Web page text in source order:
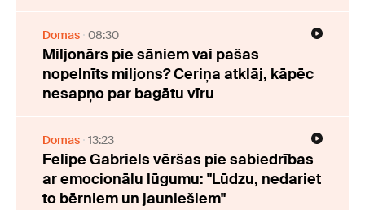
Domas 08:30
Miljonārs pie sāniem vai pašas
nopelnīts miljons? Ceriņa atklāj, kāpēc
nesapņo par bagātu vīru
Domas 13:23
Felipe Gabriels vēršas pie sabiedrības
ar emocionālu lūgumu: "Lūdzu, nedariet
to bērniem un jauniešiem"